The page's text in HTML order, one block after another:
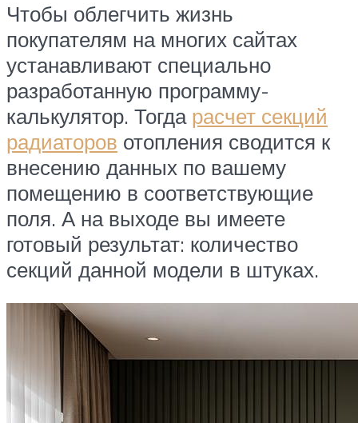
Чтобы облегчить жизнь
покупателям на многих сайтах
устанавливают специально
разработанную программу-
калькулятор. Тогда расчет секций
радиаторов отопления сводится к
внесению данных по вашему
помещению в соответствующие
поля. А на выходе вы имеете
готовый результат: количество
секций данной модели в штуках.